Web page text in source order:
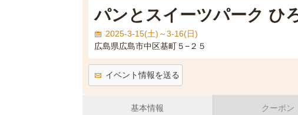
パンとスイーツパーク ひ
2025-3-15(土)～3-16(日)
広島県広島市中区基町５−２５
イベント情報を送る
基本情報 クーポン